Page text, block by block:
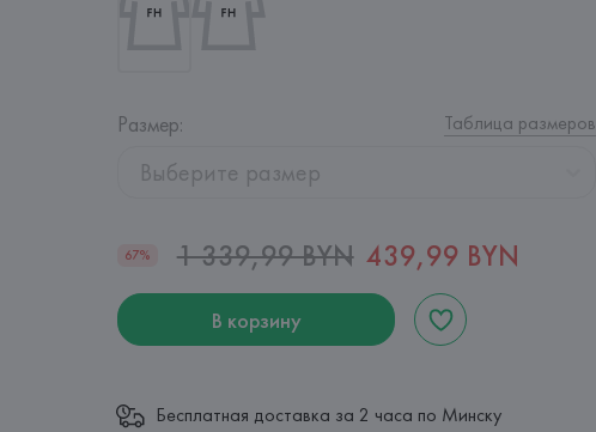
Размер: Таблица размеров
Выберите размер
67% 1 339,99 BYN 439,99 BYN
В корзину
Бесплатная доставка за 2 часа по Минску